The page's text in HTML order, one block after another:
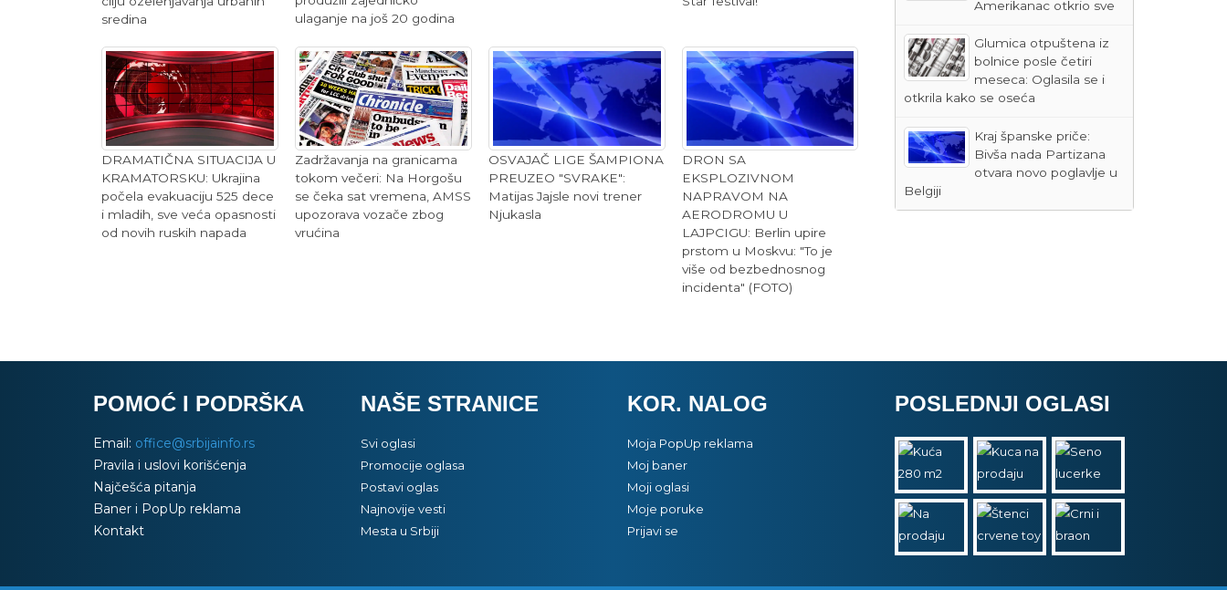
sredina
ulaganje na još 20 godina
DRAMATIČNA SITUACIJA U
KRAMATORSKU: Ukrajina
počela evakuaciju 525 dece
i mladih, sve veća opasnosti
od novih ruskih napada
Zadržavanja na granicama
tokom večeri: Na Horgošu
se čeka sat vremena, AMSS
upozorava vozače zbog
vrućina
OSVAJAČ LIGE ŠAMPIONA
PREUZEO "SVRAKE":
Matijas Jajsle novi trener
Njukasla
DRON SA
EKSPLOZIVNOM
NAPRAVOM NA
AERODROMU U
LAJPCIGU: Berlin upire
prstom u Moskvu: "To je
više od bezbednosnog
incidenta" (FOTO)
Amerikanac otkrio sve
Glumica otpuštena iz
bolnice posle četiri
meseca: Oglasila se i
otkrila kako se oseća
Kraj španske priče:
Bivša nada Partizana
otvara novo poglavlje u
Belgiji
POMOĆ I PODRŠKA
Email: office@srbijainfo.rs
Pravila i uslovi korišćenja
Najčešća pitanja
Baner i PopUp reklama
Kontakt
NAŠE STRANICE
Svi oglasi
Promocije oglasa
Postavi oglas
Najnovije vesti
Mesta u Srbiji
KOR. NALOG
Moja PopUp reklama
Moj baner
Moji oglasi
Moje poruke
Prijavi se
POSLEDNJI OGLASI